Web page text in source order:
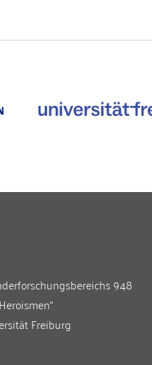
948
Freiburg